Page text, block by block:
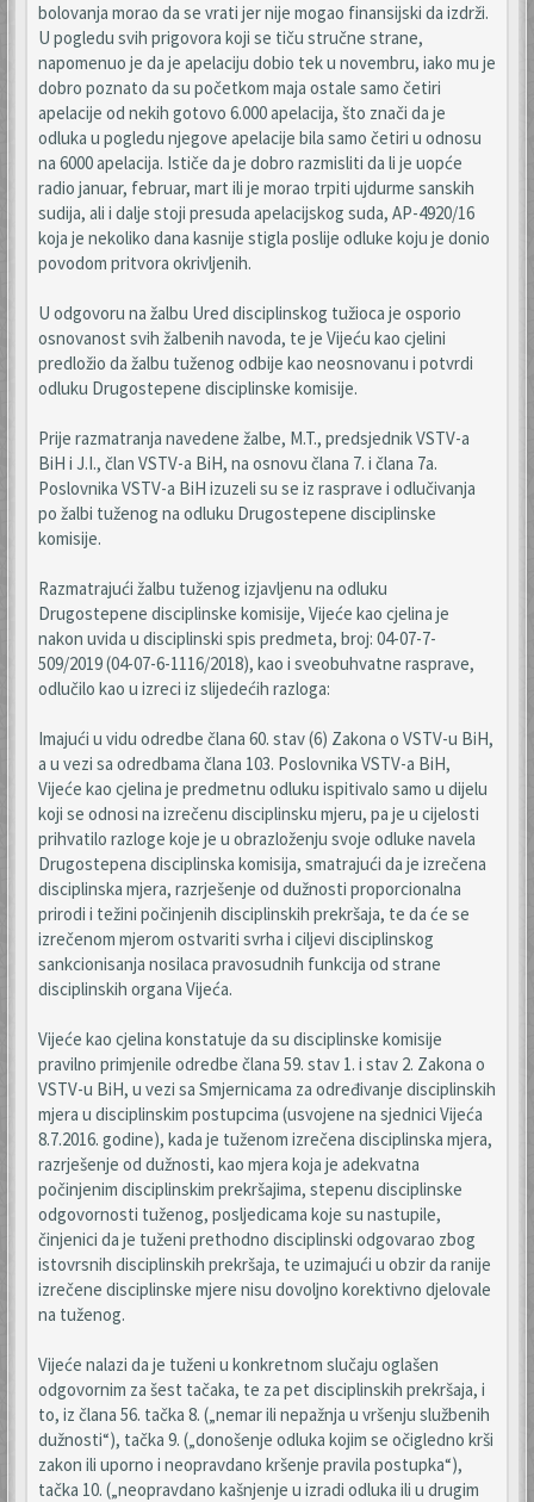
bolovanja morao da se vrati jer nije mogao finansijski da izdrži.
U pogledu svih prigovora koji se tiču stručne strane,
napomenuo je da je apelaciju dobio tek u novembru, iako mu je
dobro poznato da su početkom maja ostale samo četiri
apelacije od nekih gotovo 6.000 apelacija, što znači da je
odluka u pogledu njegove apelacije bila samo četiri u odnosu
na 6000 apelacija. Ističe da je dobro razmisliti da li je uopće
radio januar, februar, mart ili je morao trpiti ujdurme sanskih
sudija, ali i dalje stoji presuda apelacijskog suda, AP-4920/16
koja je nekoliko dana kasnije stigla poslije odluke koju je donio
povodom pritvora okrivljenih.
U odgovoru na žalbu Ured disciplinskog tužioca je osporio
osnovanost svih žalbenih navoda, te je Vijeću kao cjelini
predložio da žalbu tuženog odbije kao neosnovanu i potvrdi
odluku Drugostepene disciplinske komisije.
Prije razmatranja navedene žalbe, M.T., predsjednik VSTV-a
BiH i J.I., član VSTV-a BiH, na osnovu člana 7. i člana 7a.
Poslovnika VSTV-a BiH izuzeli su se iz rasprave i odlučivanja
po žalbi tuženog na odluku Drugostepene disciplinske
komisije.
Razmatrajući žalbu tuženog izjavljenu na odluku
Drugostepene disciplinske komisije, Vijeće kao cjelina je
nakon uvida u disciplinski spis predmeta, broj: 04-07-7-
509/2019 (04-07-6-1116/2018), kao i sveobuhvatne rasprave,
odlučilo kao u izreci iz slijedećih razloga:
Imajući u vidu odredbe člana 60. stav (6) Zakona o VSTV-u BiH,
a u vezi sa odredbama člana 103. Poslovnika VSTV-a BiH,
Vijeće kao cjelina je predmetnu odluku ispitivalo samo u dijelu
koji se odnosi na izrečenu disciplinsku mjeru, pa je u cijelosti
prihvatilo razloge koje je u obrazloženju svoje odluke navela
Drugostepena disciplinska komisija, smatrajući da je izrečena
disciplinska mjera, razrješenje od dužnosti proporcionalna
prirodi i težini počinjenih disciplinskih prekršaja, te da će se
izrečenom mjerom ostvariti svrha i ciljevi disciplinskog
sankcionisanja nosilaca pravosudnih funkcija od strane
disciplinskih organa Vijeća.
Vijeće kao cjelina konstatuje da su disciplinske komisije
pravilno primjenile odredbe člana 59. stav 1. i stav 2. Zakona o
VSTV-u BiH, u vezi sa Smjernicama za određivanje disciplinskih
mjera u disciplinskim postupcima (usvojene na sjednici Vijeća
8.7.2016. godine), kada je tuženom izrečena disciplinska mjera,
razrješenje od dužnosti, kao mjera koja je adekvatna
počinjenim disciplinskim prekršajima, stepenu disciplinske
odgovornosti tuženog, posljedicama koje su nastupile,
činjenici da je tuženi prethodno disciplinski odgovarao zbog
istovrsnih disciplinskih prekršaja, te uzimajući u obzir da ranije
izrečene disciplinske mjere nisu dovoljno korektivno djelovale
na tuženog.
Vijeće nalazi da je tuženi u konkretnom slučaju oglašen
odgovornim za šest tačaka, te za pet disciplinskih prekršaja, i
to, iz člana 56. tačka 8. („nemar ili nepažnja u vršenju službenih
dužnosti“), tačka 9. („donošenje odluka kojim se očigledno krši
zakon ili uporno i neopravdano kršenje pravila postupka“),
tačka 10. („neopravdano kašnjenje u izradi odluka ili u drugim